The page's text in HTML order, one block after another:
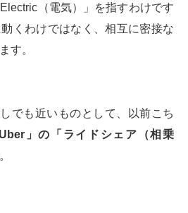
（電気）」を指すわけです
くわけではなく、相互に密接な
す。
でも近いものとして、以前こち
Uber」の「ライドシェア（相乗